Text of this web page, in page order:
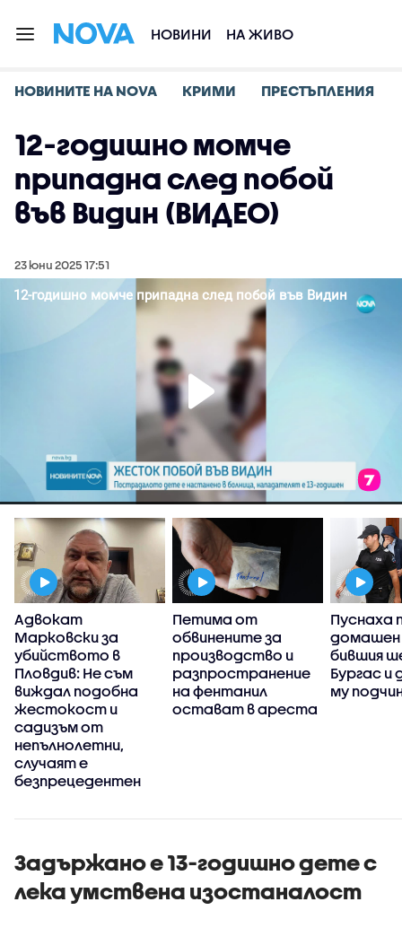
НОВИНИ НА ЖИВО
НОВИНИТЕ НА NOVA КРИМИ ПРЕСТЪПЛЕНИЯ
12-годишно момче
припадна след побой
във Видин (ВИДЕО)
23 юни 2025 17:51
Адвокат
Марковски за
убийството в
Пловдив: Не съм
виждал подобна
жестокост и
садизъм от
непълнолетни,
случаят е
безпрецедентен
Петима от
обвинените за
производство и
разпространение
на фентанил
остават в ареста
Пуснаха
бившия
Бургас
му
Задържано е 13-годишно дете с
лека умствена изостаналост